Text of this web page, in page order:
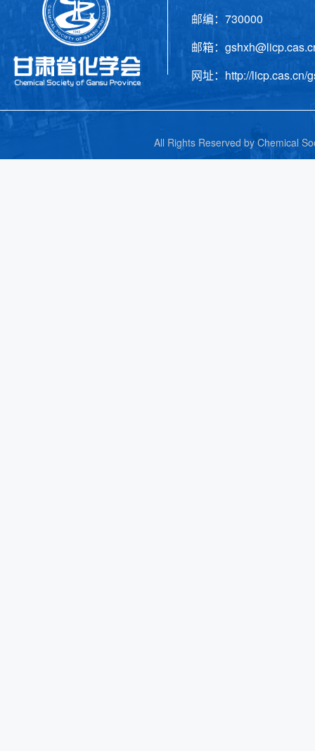
邮编：730000 电
邮箱：
网址：http://licp.cas.cn/
All Rights Reserved by Chemical